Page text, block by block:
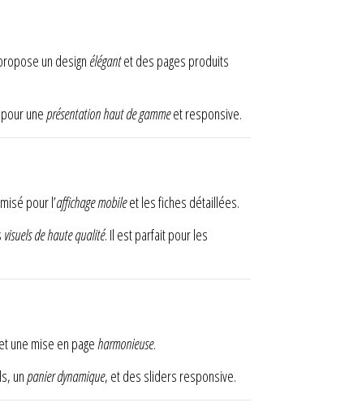
un design élégantet des pages produits
uneprésentation haut de gammeet responsive.
pour l’affichage mobileet les fiches détaillées.
visuels de haute qualité. Il est parfait pour les
une mise en pageharmonieuse.
unpanier dynamique, et des sliders responsive.